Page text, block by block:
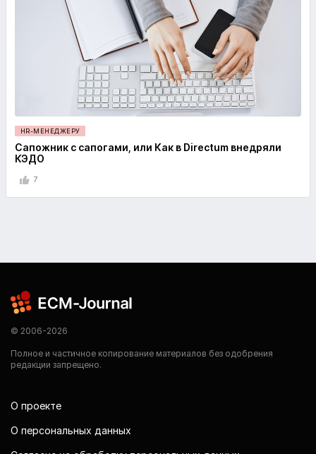
HR-МЕНЕДЖЕРУ
Сапожник с сапогами, или Как в Directum внедряли
КЭДО
7
© 2006-2026
Полное и частичное копирование материалов без одобрения
редакции запрещено.
О проекте
О персональных данных